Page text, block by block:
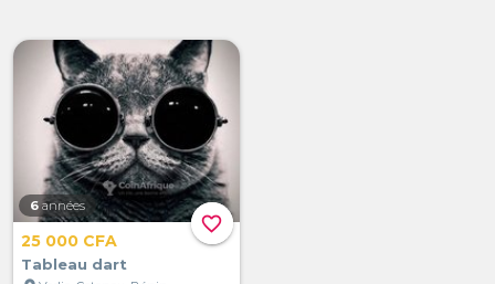
favorite_border
6 années
25 000 CFA
Tableau dart